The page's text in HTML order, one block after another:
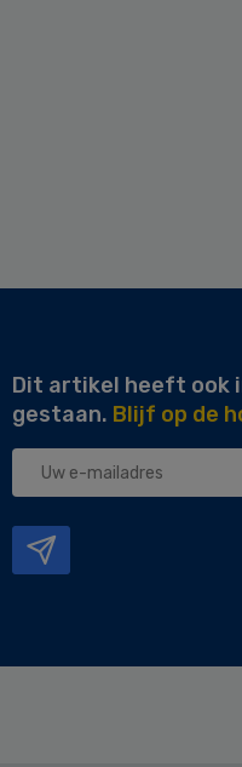
Dit artikel heeft ook
gestaan. Blijf op de
Uw